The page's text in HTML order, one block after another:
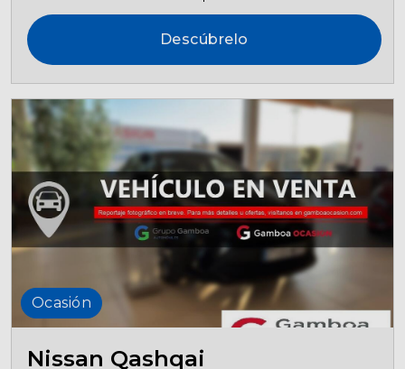
Descúbrelo
Ocasión
Nissan Qashqai